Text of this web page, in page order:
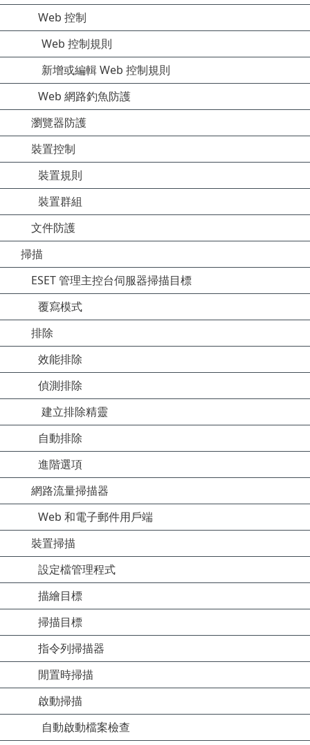
Web 控制
Web 控制規則
新增或編輯 Web 控制規則
Web 網路釣魚防護
瀏覽器防護
裝置控制
裝置規則
裝置群組
文件防護
掃描
ESET 管理主控台伺服器掃描目標
覆寫模式
排除
效能排除
偵測排除
建立排除精靈
自動排除
進階選項
網路流量掃描器
Web 和電子郵件用戶端
裝置掃描
設定檔管理程式
描繪目標
掃描目標
指令列掃描器
閒置時掃描
啟動掃描
自動啟動檔案檢查